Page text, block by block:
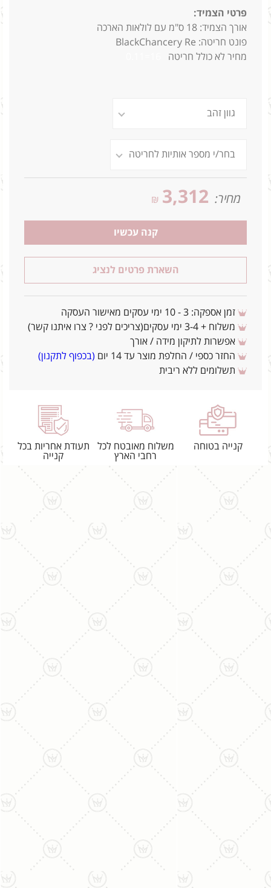
פרטי הצמיד:
אורך הצמיד: 18 ס"מ עם לולאות הארכה
פונט חריטה: BlackChancery Re
מחיר לא כולל חריטה
מחיר: 3,312
₪
קנה עכשיו
השארת פרטים לנציג
זמן אספקה: 3 - 10 ימי עסקים מאישור העסקה
משלוח + 3-4 ימי עסקים(צריכים לפני ? צרו איתנו קשר)
אפשרות לתיקון מידה / אורך
החזר כספי / החלפת מוצר עד 14 יום
(בכפוף לתקנון)
תשלומים ללא ריבית
קנייה בטוחה
משלוח מאובטח לכל
רחבי הארץ
תעודת אחריות בכל
קנייה